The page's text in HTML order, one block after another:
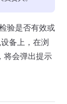
验是否有效或
备上，在浏
，将会弹出提示